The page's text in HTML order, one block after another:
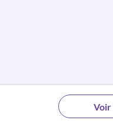
Voir